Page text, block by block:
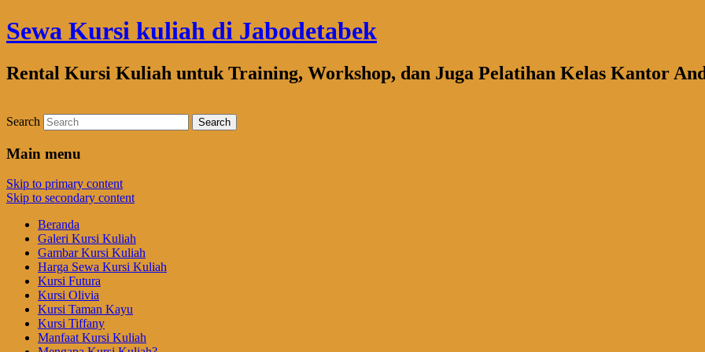
Sewa Kursi kuliah di Jabodetabek
Rental Kursi Kuliah untuk Training, Workshop, dan Juga Pelatihan Kelas Kantor
Search
Main menu
Skip to primary content
Skip to secondary content
Beranda
Galeri Kursi Kuliah
Gambar Kursi Kuliah
Harga Sewa Kursi Kuliah
Kursi Futura
Kursi Olivia
Kursi Taman Kayu
Kursi Tiffany
Manfaat Kursi Kuliah